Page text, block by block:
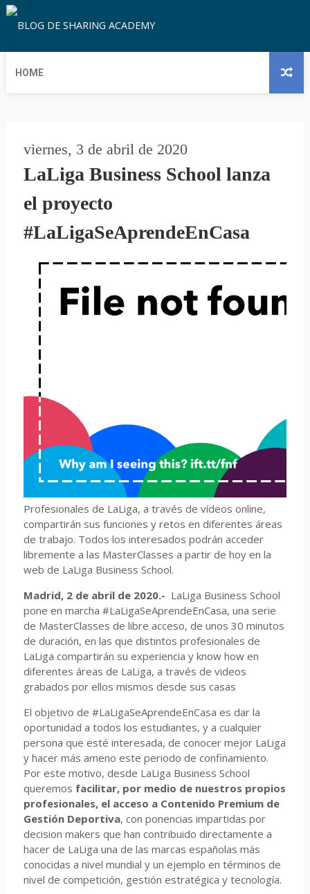
HOME
viernes, 3 de abril de 2020
LaLiga Business School lanza
el proyecto
#LaLigaSeAprendeEnCasa
Profesionales de LaLiga, a través de vídeos online,
compartirán sus funciones y retos en diferentes áreas
de trabajo. Todos los interesados podrán acceder
libremente a las MasterClasses a partir de hoy en la
web de LaLiga Business School.
Madrid, 2 de abril de 2020.- LaLiga Business School
pone en marcha #LaLigaSeAprendeEnCasa, una serie
de MasterClasses de libre acceso, de unos 30 minutos
de duración, en las que distintos profesionales de
LaLiga compartirán su experiencia y know how en
diferentes áreas de LaLiga, a través de videos
grabados por ellos mismos desde sus casas
El objetivo de #LaLigaSeAprendeEnCasa es dar la
oportunidad a todos los estudiantes, y a cualquier
persona que esté interesada, de conocer mejor LaLiga
y hacer más ameno este periodo de confinamiento.
Por este motivo, desde LaLiga Business School
queremos facilitar, por medio de nuestros propios
profesionales, el acceso a Contenido Premium de
Gestión Deportiva, con ponencias impartidas por
decision makers que han contribuido directamente a
hacer de LaLiga una de las marcas españolas más
conocidas a nivel mundial y un ejemplo en términos de
nivel de competición, gestión estratégica y tecnología.